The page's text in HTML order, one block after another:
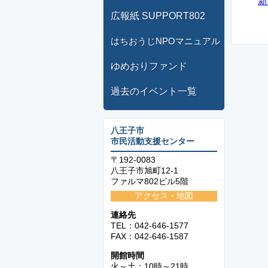
広報紙 SUPPORT802
はちおうじNPOマニュアル
ゆめおりファンド
過去のイベント一覧
八王子市
市民活動支援センター
〒192-0083
八王子市旭町12-1
ファルマ802ビル5階
アクセス・地図
連絡先
TEL：042-646-1577
FAX：042-646-1587
開館時間
火～土：10時～21時